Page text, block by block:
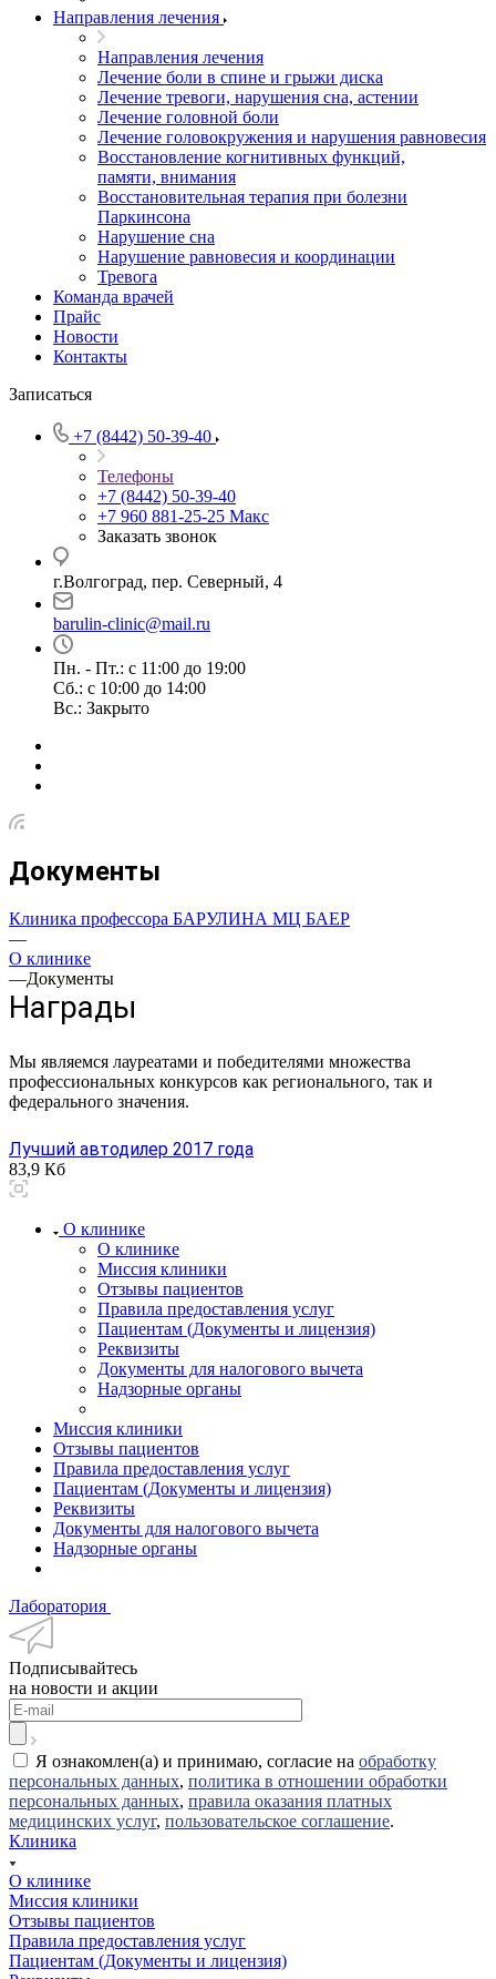
Направления лечения
Направления лечения
Лечение боли в спине и грыжи диска
Лечение тревоги, нарушения сна, астении
Лечение головной боли
Лечение головокружения и нарушения равновесия
Восстановление когнитивных функций,
памяти, внимания
Восстановительная терапия при болезни
Паркинсона
Нарушение сна
Нарушение равновесия и координации
Тревога
Команда врачей
Прайс
Новости
Контакты
Записаться
+7 (8442) 50-39-40
Телефоны
+7 (8442) 50-39-40
+7 960 881-25-25 Макс
Заказать звонок
г.Волгоград, пер. Северный, 4
barulin-clinic@mail.ru
Пн. - Пт.: с 11:00 до 19:00
Сб.: с 10:00 до 14:00
Вс.: Закрыто
Документы
Клиника профессора БАРУЛИНА МЦ БАЕР
—
О клинике
—Документы
Награды
Мы являемся лауреатами и победителями множества
профессиональных конкурсов как регионального, так и
федерального значения.
Лучший автодилер 2017 года
83,9 Кб
О клинике
О клинике
Миссия клиники
Отзывы пациентов
Правила предоставления услуг
Пациентам (Документы и лицензия)
Реквизиты
Документы для налогового вычета
Надзорные органы
Миссия клиники
Отзывы пациентов
Правила предоставления услуг
Пациентам (Документы и лицензия)
Реквизиты
Документы для налогового вычета
Надзорные органы
Лаборатория
Подписывайтесь
на новости и акции
Я ознакомлен(а) и принимаю, согласие на обработку
персональных данных, политика в отношении обработки
персональных данных, правила оказания платных
медицинских услуг, пользовательское соглашение.
Клиника
О клинике
Миссия клиники
Отзывы пациентов
Правила предоставления услуг
Пациентам (Документы и лицензия)